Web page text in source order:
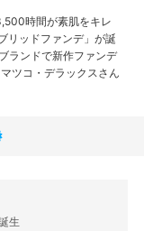
時間が素肌をキレ
リッドファンデ」が誕
ランドで新作ファンデ
ツコ・デラックスさん
生